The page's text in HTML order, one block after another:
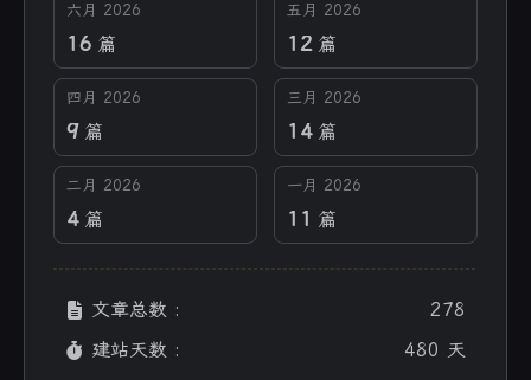
六月 2026
16 篇
五月 2026
12 篇
四月 2026
9 篇
三月 2026
14 篇
二月 2026
4 篇
一月 2026
11 篇
文章总数 :
278
建站天数 :
480 天